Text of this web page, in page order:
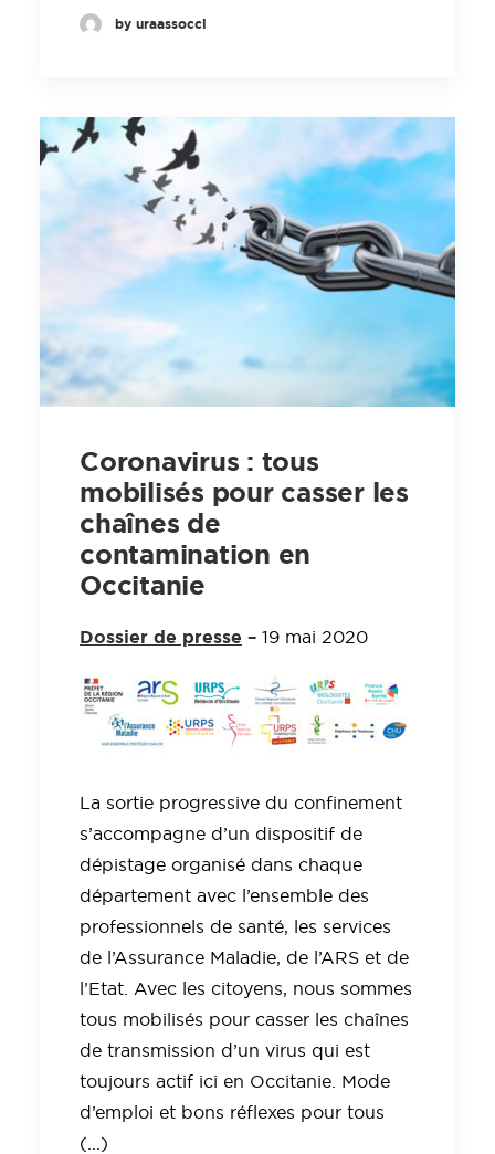
by uraassocci
Coronavirus : tous
mobilisés pour casser les
chaînes de
contamination en
Occitanie
Dossier de presse – 19 mai 2020
La sortie progressive du confinement
s’accompagne d’un dispositif de
dépistage organisé dans chaque
département avec l’ensemble des
professionnels de santé, les services
de l’Assurance Maladie, de l’ARS et de
l’Etat. Avec les citoyens, nous sommes
tous mobilisés pour casser les chaînes
de transmission d’un virus qui est
toujours actif ici en Occitanie. Mode
d’emploi et bons réflexes pour tous
(...)